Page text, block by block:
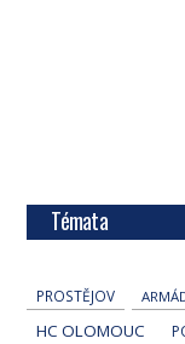
Témata
PROSTĚJOV
HC OLOMOUC